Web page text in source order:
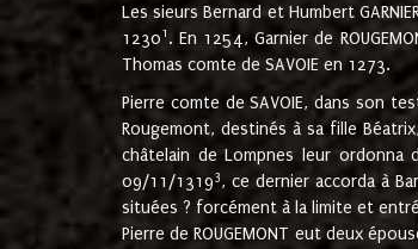
Les sieurs Bernard et Humbert
12301 . En 1254, Garnier de
Thomas comte de SAVOIE en 1273.
Pierre comte de SAVOIE, dans son
Rougemont, destinés à sa fille
châtelain de Lompnes leur ordonna
09/11/13193, ce dernier accorda à
situées ? forcément à la limite et
Pierre de ROUGEMONT eut deux